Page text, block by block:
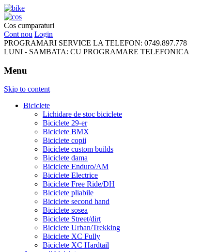
FreeRideBikes
Cos cumparaturi
Cont nou Login
PROGRAMARI SERVICE LA TELEFON: 0749.897.778
LUNI - SAMBATA: CU PROGRAMARE TELEFONICA
Menu
Skip to content
Biciclete
Lichidare de stoc biciclete
Biciclete 29-er
Biciclete BMX
Biciclete copii
Biciclete custom builds
Biciclete dama
Biciclete Enduro/AM
Biciclete Electrice
Biciclete Free Ride/DH
Biciclete pliabile
Biciclete second hand
Biciclete sosea
Biciclete Street/dirt
Biciclete Urban/Trekking
Biciclete XC Fully
Biciclete XC Hardtail